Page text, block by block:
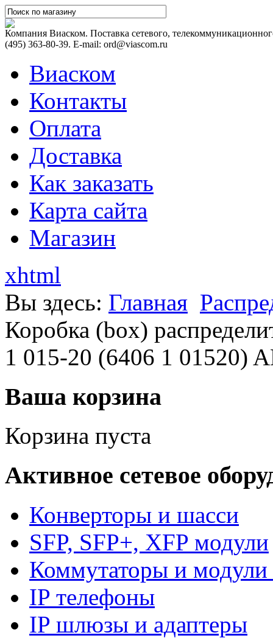
Компания Виаском. Поставка сетевого,
(495) 363-80-39. E-mail: ord@viascom.ru
Виаском
Контакты
Оплата
Доставка
Как заказать
Карта сайта
Магазин
xhtml
Вы здесь: Главная
Коробка (box)
1 015-20 (6406 1 01520)
Ваша корзина
Корзина пуста
Активное сетевое
Конверторы и шасси
SFP, SFP+, XFP модули
Коммутаторы и модули
IP телефоны
IP шлюзы и адаптеры